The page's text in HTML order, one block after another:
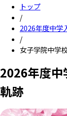
トップ
/
2026年度中学
/
女子学院中学
2026年度中
軌跡